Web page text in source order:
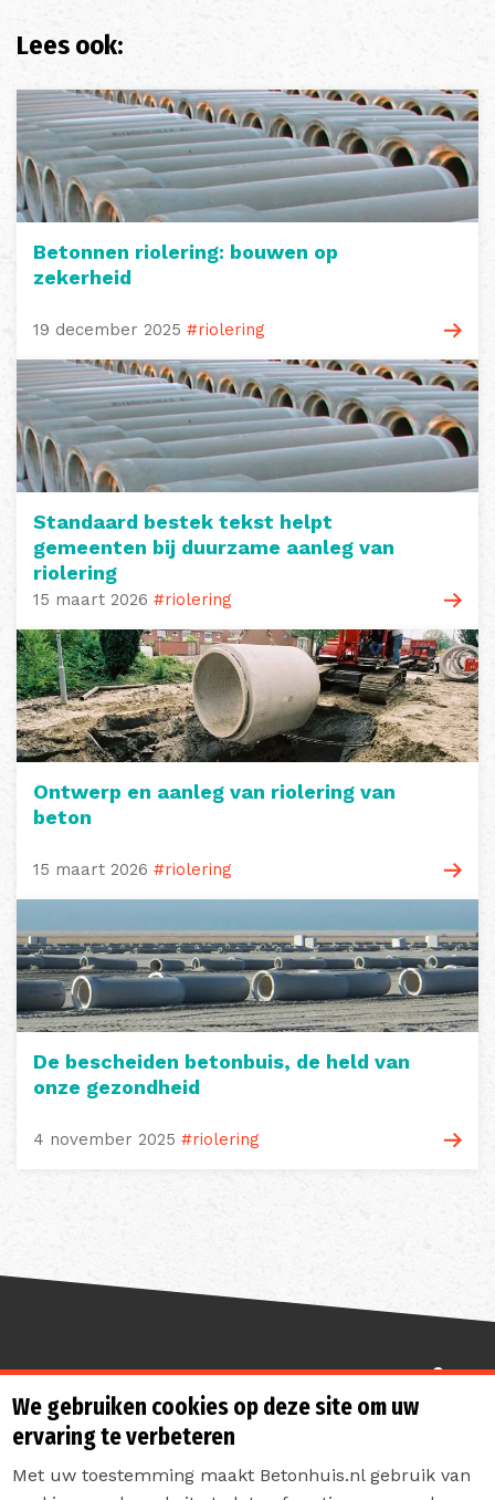
Lees ook:
Betonnen riolering: bouwen op
zekerheid
19 december 2025 #riolering
Standaard bestek tekst helpt
gemeenten bij duurzame aanleg van
riolering
15 maart 2026 #riolering
Ontwerp en aanleg van riolering van
beton
15 maart 2026 #riolering
De bescheiden betonbuis, de held van
onze gezondheid
4 november 2025 #riolering
Sterk de toekomst in
We gebruiken cookies op deze site om uw
ervaring te verbeteren
Met uw toestemming maakt Betonhuis.nl gebruik van